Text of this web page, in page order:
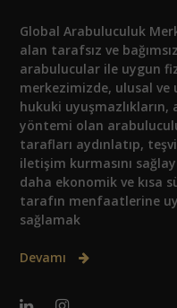
Global Arabuluculuk
alan tarafsız ve
arabulucular ile uygun
merkezimizde, ulusal ve
hukuki
yöntemi olan
tarafları aydınlatıp,
iletişim kurmasını
daha ekonomik ve kısa
tarafın menfaatlerine
sağlamak
Devamı